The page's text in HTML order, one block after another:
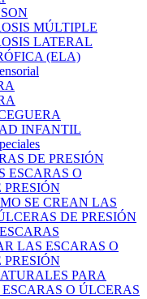
MÚLTIPLE
LATERAL
(ELA)
INFANTIL
DE PRESIÓN
ESCARAS O
SE CREAN LAS
DE PRESIÓN
LAS ESCARAS O
PARA
O ÚLCERAS